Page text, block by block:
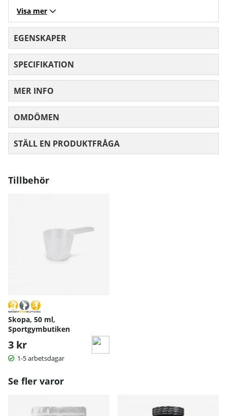
Visa mer
EGENSKAPER
SPECIFIKATION
MER INFO
OMDÖMEN
STÄLL EN PRODUKTFRÅGA
Tillbehör
Skopa, 50 ml,
Sportgymbutiken
3 kr
1-5 arbetsdagar
Se fler varor